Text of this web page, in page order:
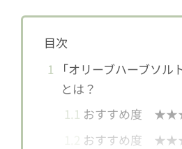
目次
1
「オリーブハーブソル
とは？
1.1 おすすめ度
おすすめ度